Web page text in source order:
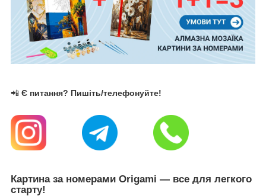
📲 Є питання? Пишіть/телефонуйте!
Картина за номерами Origami — все для легкого
старту!